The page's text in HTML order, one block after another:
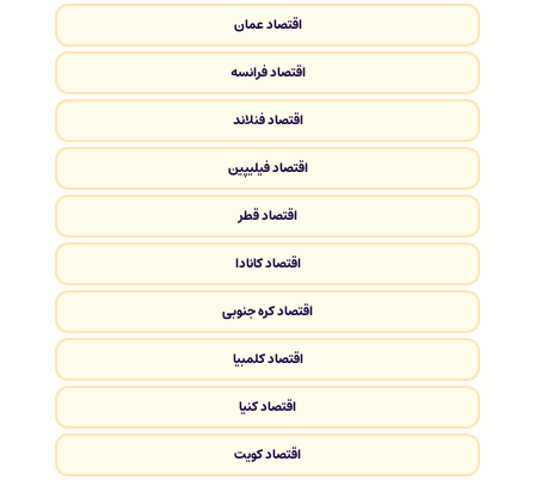
اقتصاد عمان
اقتصاد فرانسه
اقتصاد فنلاند
اقتصاد فیلیپین
اقتصاد قطر
اقتصاد کانادا
اقتصاد کره جنوبی
اقتصاد کلمبیا
اقتصاد کنیا
اقتصاد کویت